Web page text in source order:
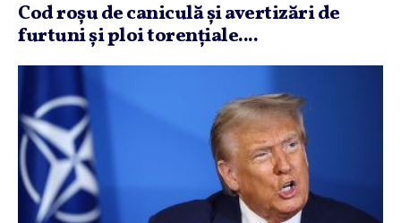
Cod roşu de caniculă şi avertizări de
furtuni şi ploi torenţiale....